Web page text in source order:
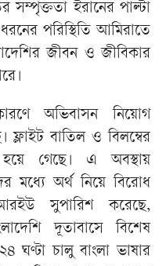
সম্পৃক্ততা ইরানের পাল্টা
পরিস্থিতি আমিরাতে
জীবন ও জীবিকার
অভিবাসন নিয়োগ
ফ্লাইট বাতিল ও বিলম্বের
গেছে। এ অবস্থায়
মধ্যে অর্থ নিয়ে বিরোধ
সুপারিশ করেছে,
দূতাবাসে বিশেষ
ঘণ্টা চালু বাংলা ভাষার